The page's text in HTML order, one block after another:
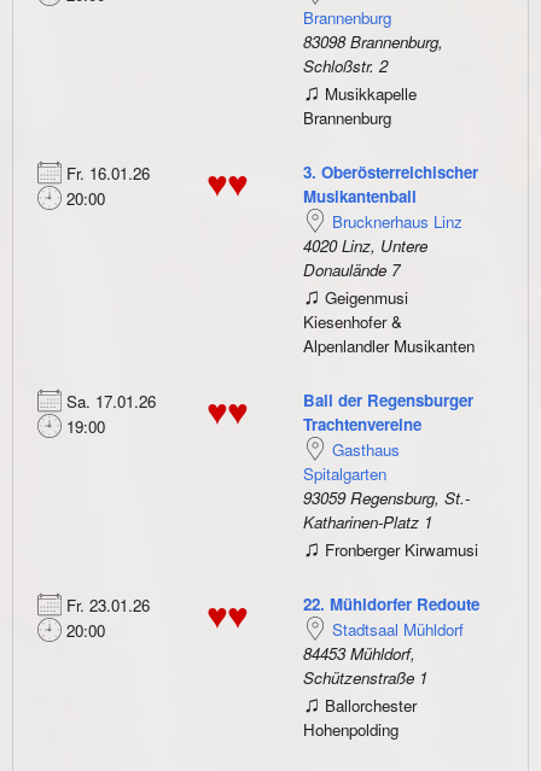
Brannenburg
83098 Brannenburg,
Schloßstr. 2
♫ Musikkapelle
Brannenburg
Fr. 16.01.26
20:00
♥♥
3. Oberösterreichischer
Musikantenball
Brucknerhaus Linz
4020 Linz, Untere
Donaulände 7
♫ Geigenmusi
Kiesenhofer &
Alpenlandler Musikanten
Sa. 17.01.26
19:00
♥♥
Ball der Regensburger
Trachtenvereine
Gasthaus
Spitalgarten
93059 Regensburg, St.-
Katharinen-Platz 1
♫ Fronberger Kirwamusi
Fr. 23.01.26
20:00
♥♥
22. Mühldorfer Redoute
Stadtsaal Mühldorf
84453 Mühldorf,
Schützenstraße 1
♫ Ballorchester
Hohenpolding